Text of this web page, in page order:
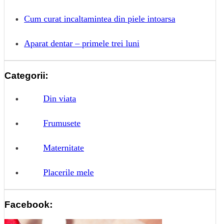
Cum curat incaltamintea din piele intoarsa
Aparat dentar – primele trei luni
Categorii:
Din viata
Frumusete
Maternitate
Placerile mele
Facebook: